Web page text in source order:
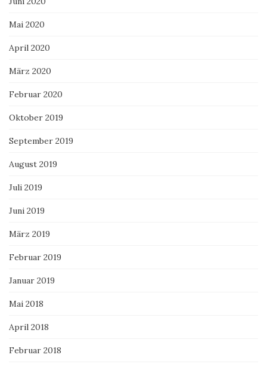
Mai 2020
April 2020
März 2020
Februar 2020
Oktober 2019
September 2019
August 2019
Juli 2019
Juni 2019
März 2019
Februar 2019
Januar 2019
Mai 2018
April 2018
Februar 2018